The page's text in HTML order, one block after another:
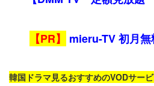
【PR】 mieru-TV 初月
韓国ドラマ見るおすすめのVODサー